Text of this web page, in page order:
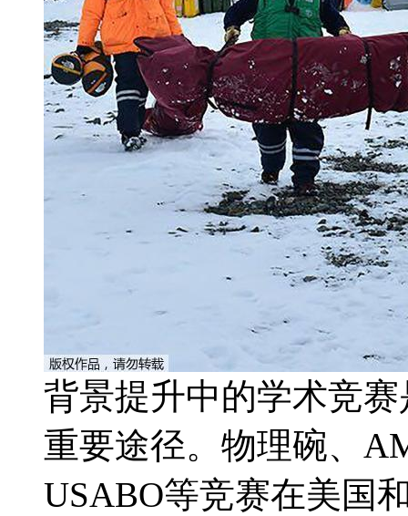
背景提升中的学术竞
重要途径。物理碗、
USABO等竞赛在美国